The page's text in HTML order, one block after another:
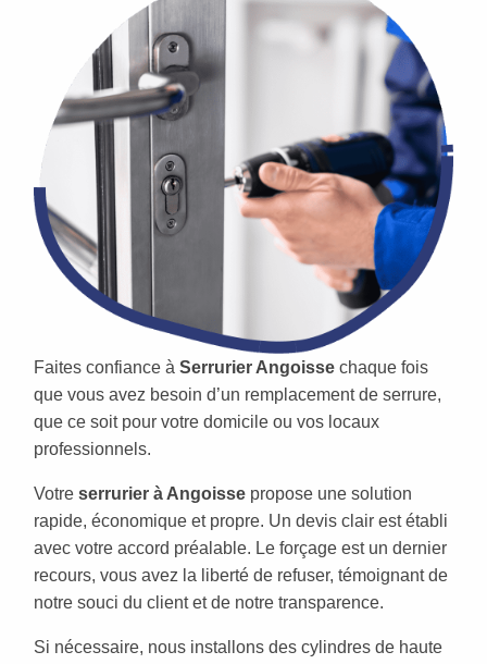
Faites confiance à Serrurier Angoisse chaque fois
que vous avez besoin d’un remplacement de serrure,
que ce soit pour votre domicile ou vos locaux
professionnels.
Votre serrurier à Angoisse propose une solution
rapide, économique et propre. Un devis clair est établi
avec votre accord préalable. Le forçage est un dernier
recours, vous avez la liberté de refuser, témoignant de
notre souci du client et de notre transparence.
Si nécessaire, nous installons des cylindres de haute